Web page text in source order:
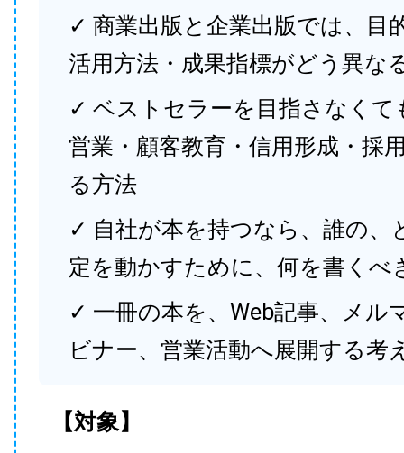
✓ 商業出版と企業出版では、目
活用方法・成果指標がどう異な
✓ ベストセラーを目指さなくて
営業・顧客教育・信用形成・採
る方法
✓ 自社が本を持つなら、誰の、
定を動かすために、何を書くべ
✓ 一冊の本を、Web記事、メル
ビナー、営業活動へ展開する考
【対象】